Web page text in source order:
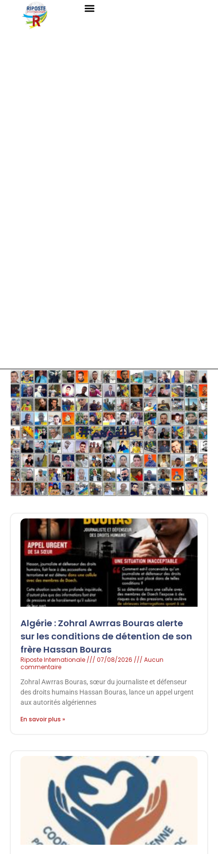
#اطلڨوهم
Algérie : Zohral Awrras Bouras alerte
sur les conditions de détention de son
frère Hassan Bouras
Riposte Internationale 07/08/2026
Aucun
commentaire
Zohral Awrras Bouras, sœur du journaliste et défenseur
des droits humains Hassan Bouras, lance un appel urgent
aux autorités algériennes
En savoir plus »